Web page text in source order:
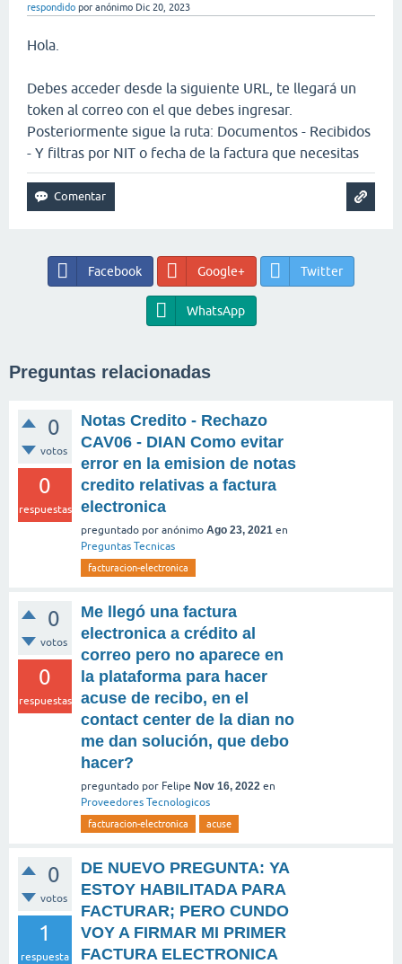
respondido por anónimo Dic 20, 2023
Hola.
Debes acceder desde la siguiente URL, te llegará un
token al correo con el que debes ingresar.
Posteriormente sigue la ruta: Documentos - Recibidos
- Y filtras por NIT o fecha de la factura que necesitas
Facebook Google+ Twitter
WhatsApp
Preguntas relacionadas
0
votos
0
respuestas
Notas Credito - Rechazo
CAV06 - DIAN Como evitar
error en la emision de notas
credito relativas a factura
electronica
preguntado por anónimo Ago 23, 2021 en
Preguntas Tecnicas
facturacion-electronica
0
votos
0
respuestas
Me llegó una factura
electronica a crédito al
correo pero no aparece en
la plataforma para hacer
acuse de recibo, en el
contact center de la dian no
me dan solución, que debo
hacer?
preguntado por Felipe Nov 16, 2022 en
Proveedores Tecnologicos
facturacion-electronica acuse
0
votos
1
respuesta
DE NUEVO PREGUNTA: YA
ESTOY HABILITADA PARA
FACTURAR; PERO CUNDO
VOY A FIRMAR MI PRIMER
FACTURA ELECTRONICA